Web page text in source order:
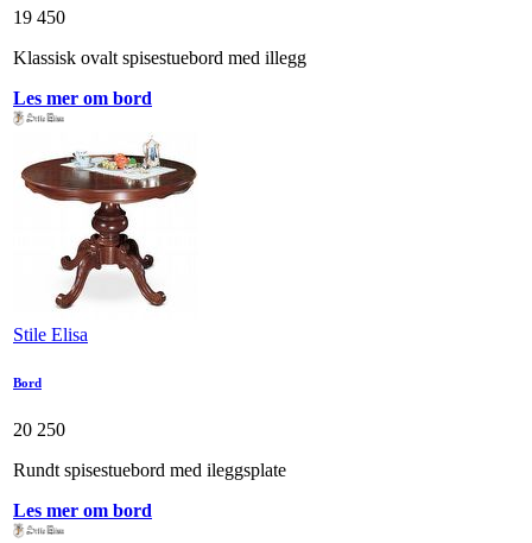
19 450
Klassisk ovalt spisestuebord med illegg
Les mer om bord
Stile Elisa
Bord
20 250
Rundt spisestuebord med ileggsplate
Les mer om bord